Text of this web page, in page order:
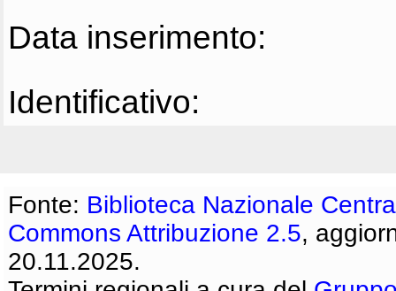
Data inserimento:
Identificativo:
Fonte: Biblioteca Nazionale
Commons Attribuzione 2.5,
20.11.2025.